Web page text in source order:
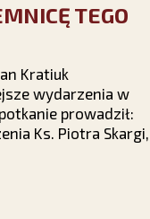
TEGO
Kratiuk
wydarzenia w
prowadził:
Ks. Piotra Skargi,